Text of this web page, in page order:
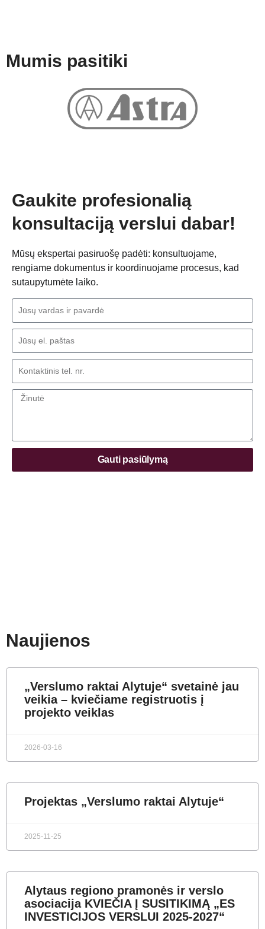
Mumis pasitiki
Gaukite profesionalią
konsultaciją verslui dabar!
Mūsų ekspertai pasiruošę padėti: konsultuojame,
rengiame dokumentus ir koordinuojame procesus, kad
sutaupytumėte laiko.
Gauti pasiūlymą
Naujienos
„Verslumo raktai Alytuje“ svetainė jau
veikia – kviečiame registruotis į
projekto veiklas
2026-03-16
Projektas „Verslumo raktai Alytuje“
2025-11-25
Alytaus regiono pramonės ir verslo
asociacija KVIEČIA Į SUSITIKIMĄ „ES
INVESTICIJOS VERSLUI 2025-2027“